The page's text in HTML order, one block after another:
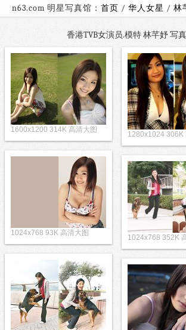
n63.com 明星写真馆： 首页 / 华人女星 / 林
香港TVB女演员.模特 林芊妤 写
1600x1200 314K 高清大图
1280x1024 306K
1024x768 93K 高清大图
1024x768 352K